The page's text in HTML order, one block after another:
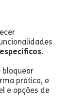
.
bloquear
prática, e
e opções de